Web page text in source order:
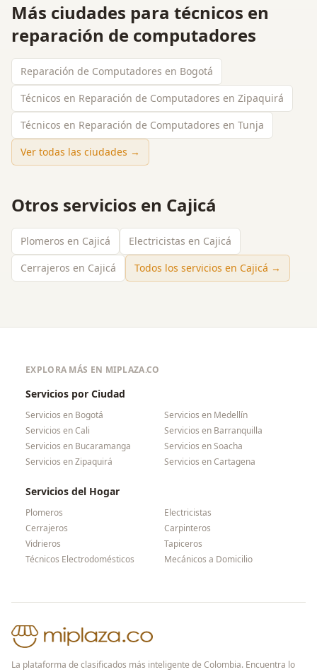
Más ciudades para técnicos en
reparación de computadores
Reparación de Computadores en Bogotá
Técnicos en Reparación de Computadores en Zipaquirá
Técnicos en Reparación de Computadores en Tunja
Ver todas las ciudades →
Otros servicios en Cajicá
Plomeros en Cajicá
Electricistas en Cajicá
Cerrajeros en Cajicá
Todos los servicios en Cajicá →
EXPLORA MÁS EN MIPLAZA.CO
Servicios por Ciudad
Servicios en Bogotá Servicios en Medellín
Servicios enCali Servicios en Barranquilla
Servicios en Bucaramanga Servicios enSoacha
Servicios enZipaquirá Servicios enCartagena
Servicios del Hogar
Plomeros
Electricistas
Cerrajeros
Carpinteros
Vidrieros
Tapiceros
Técnicos Electrodomésticos
Mecánicos a Domicilio
La plataforma de clasificados más inteligente de Colombia. Encuentra lo